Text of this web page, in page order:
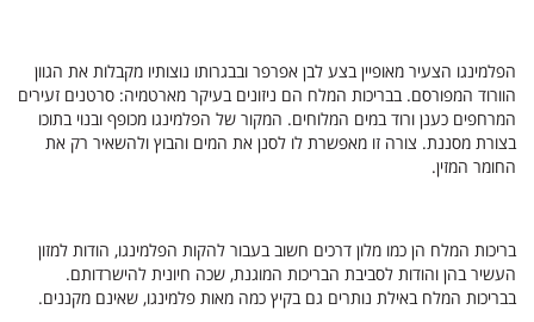
הפלמינגו הצעיר מאופיין בצע לבן אפרפר ובבגרותו נוצותיו מקבלות את הגוון
הוורוד המפורסם. בבריכות המלח הם ניזונים בעיקר מארטמיה: סרטנים זעירים
המרחפים כענן ורוד במים המלוחים. המקור של הפלמינגו מכופף ובנוי בתוכו
בצורת מסננת. צורה זו מאפשרת לו לסנן את המים והבוץ ולהשאיר רק את
החומר המזין.
בריכות המלח הן כמו מלון דרכים חשוב בעבור להקות הפלמינגו, הודות למזון
העשיר בהן והודות לסביבת הבריכות המוגנת, שכה חיונית להישרדותם.
בבריכות המלח באילת נותרים גם בקיץ כמה מאות פלמינגו, שאינם מקננים.